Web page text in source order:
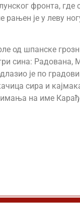
фронта,
је у леву
од шпанске
сина: Радована,
је по
сира и
на име